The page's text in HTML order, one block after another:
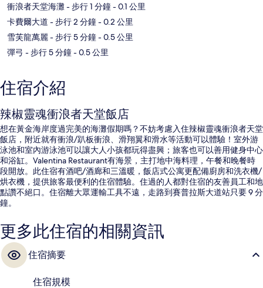
衝浪者天堂海灘- 步行 1 分鐘- 0.1 公里
卡費爾大道 - 步行 2 分鐘- 0.2 公里
雪芙龍萬麗- 步行 5 分鐘- 0.5 公里
彈弓 - 步行 5 分鐘- 0.5 公里
住宿介紹
辣椒靈魂衝浪者天堂飯店
想在黃金海岸度過完美的海灘假期嗎？不妨考慮入住辣椒靈魂衝浪者天堂
飯店，附近就有衝浪/趴板衝浪、滑翔翼和滑水等活動可以體驗！室外游
泳池和室內游泳池可以讓大人小孩都玩得盡興；旅客也可以善用健身中心
和浴缸。Valentina Restaurant有海景，主打地中海料理，午餐和晚餐時
段開放。此住宿有酒吧/酒廊和三溫暖，飯店式公寓更配備廚房和洗衣機/
烘衣機，提供旅客最便利的住宿體驗。住過的人都對住宿的友善員工和地
點讚不絕口。住宿離大眾運輸工具不遠，走路到賽普拉斯大道站只要 9 分
鐘。
更多此住宿的相關資訊
住宿摘要
住宿規模